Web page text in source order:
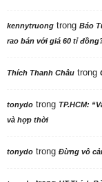
kennytruong trong Báo
rao bán với giá 60 tỉ
Thích Thanh Châu trong
tonydo trong TP.HCM:
và hợp thời
tonydo trong Đừng vô